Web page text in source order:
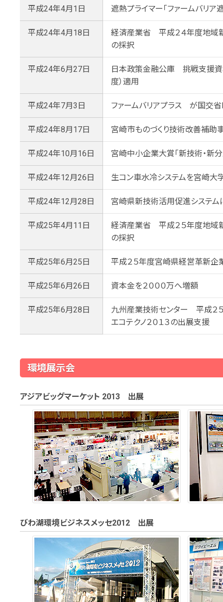
平成24年4月1日 遮熱プライマー「ファームバリ
平成24年4月18日
経済産業省 平成２４年度地域
の採択
平成24年6月27日
日本政策金融公庫 挑戦支援資
度）適用
平成24年7月3日 ファームバリアプラス が国交
平成24年8月17日 宮崎市ものづくり技術改善補助
平成24年10月16日 宮崎中小企業大賞「新技術・新
平成24年12月26日 生コン車水冷システムを宮崎大
平成24年12月28日 宮崎県新技術活用促進システム
平成25年4月11日
経済産業省 平成２５年度地域
の採択
平成25年6月25日 平成２５年度宮崎県経営革新
平成25年6月26日 資本金を２０００万へ増額
平成25年6月28日
九州産業技術センター 平成２
エコテクノ２０１３の出展支援
環境展示会
アジアビッグマーケット 2013 出展
びわ湖環境ビジネスメッセ2012 出展